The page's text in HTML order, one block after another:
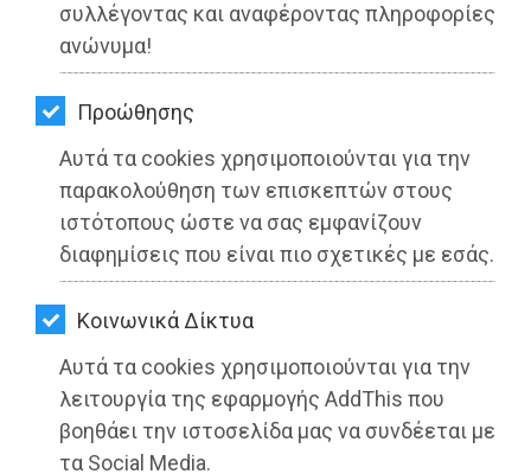
συλλέγοντας και αναφέροντας πληροφορίες
ανώνυμα!
Προώθησης
Αυτά τα cookies χρησιμοποιούνται για την
παρακολούθηση των επισκεπτών στους
ιστότοπους ώστε να σας εμφανίζουν
διαφημίσεις που είναι πιο σχετικές με εσάς.
Kοινωνικά Δίκτυα
Αυτά τα cookies χρησιμοποιούνται για την
λειτουργία της εφαρμογής AddThis που
βοηθάει την ιστοσελίδα μας να συνδέεται με
τα Social Media.
ΠΕΡΙΒΑΛΛΟΝ
ΚΑΤΟΙΚΙΔΙΟ
ΑΓΓΕΛΙΕΣ
ΕΦΗΜΕΡΙΔΕΣ
OΔΗΓΟΣ
ΑΓΟΡΑΣ
ΨΙΘΥΡΟΙ
ΑΠΟΣΤΟΛΗ
ΑΡΘΡΩΝ
Διαβάστηκε 2243 φορές
26-05-2025
Από τo Dimotisnews
aboutus
Αττική, ΤΟΠΙΚΗ ΑΥΤΟΔΙΟΙΚΗΣΗ